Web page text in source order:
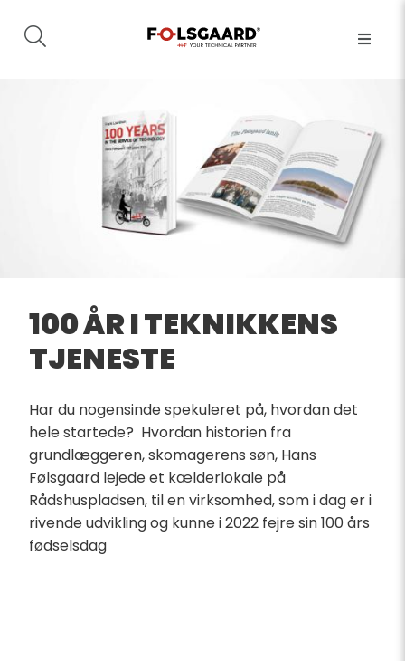
100 ÅR I TEKNIKKENS
TJENESTE
Har du nogensinde spekuleret på, hvordan det
hele startede? Hvordan historien fra
grundlæggeren, skomagerens søn, Hans
Følsgaard lejede et kælderlokale på
Rådshuspladsen, til en virksomhed, som i dag er i
rivende udvikling og kunne i 2022 fejre sin 100 års
fødselsdag